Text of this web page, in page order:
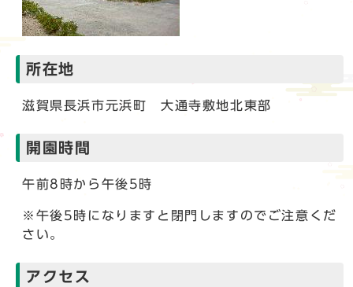
所在地
滋賀県長浜市元浜町 大通寺敷地北東部
開園時間
午前8時から午後5時
※午後5時になりますと閉門しますのでご注意くだ
さい。
アクセス